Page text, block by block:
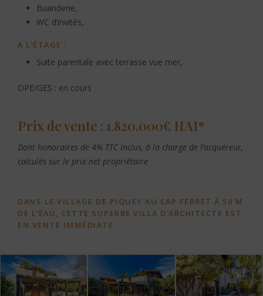
Buanderie,
WC d’invités,
A L’ÉTAGE :
Suite parentale avec terrasse vue mer,
DPE/GES : en cours
Prix de vente : 1.820.000€ HAI*
Dont honoraires de 4% TTC inclus, à la charge de l’acquéreur,
calculés sur le prix net propriétaire
DANS LE VILLAGE DE PIQUEY AU CAP FERRET À 50 M
DE L’EAU, CETTE SUPERBE VILLA D’ARCHITECTE EST
EN VENTE IMMÉDIATE